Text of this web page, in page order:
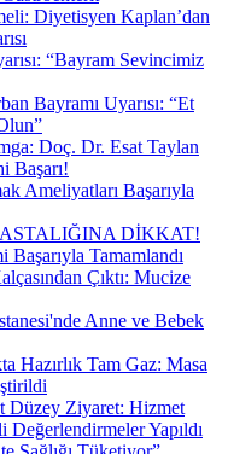
Diyetisyen Kaplan’dan
“Bayram Sevincimiz
Bayramı Uyarısı: “Et
Doç. Dr. Esat Taylan
Başarı!
Ameliyatları Başarıyla
DİKKAT!
Tamamlandı
Çıktı: Mucize
Anne ve Bebek
Hazırlık Tam Gaz: Masa
Düzey Ziyaret: Hizmet
Değerlendirmeler Yapıldı